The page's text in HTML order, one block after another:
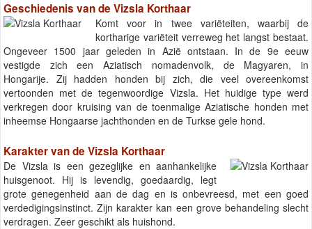
Geschiedenis van de Vizsla Korthaar
Komt voor in twee variëteiten, waarbij de
kortharige variëteit verreweg het langst bestaat.
Ongeveer 1500 jaar geleden in Azië ontstaan. In de 9e eeuw
vestigde zich een Aziatisch nomadenvolk, de Magyaren, in
Hongarije. Zij hadden honden bij zich, die veel overeenkomst
vertoonden met de tegenwoordige Vizsla. Het huidige type werd
verkregen door kruising van de toenmalige Aziatische honden met
inheemse Hongaarse jachthonden en de Turkse gele hond.
Karakter van de Vizsla Korthaar
De Vizsla is een gezeglijke en aanhankelijke
huisgenoot. Hij is levendig, goedaardig, legt
grote genegenheid aan de dag en is onbevreesd, met een goed
verdedigingsinstinct. Zijn karakter kan een grove behandeling slecht
verdragen. Zeer geschikt als huishond.